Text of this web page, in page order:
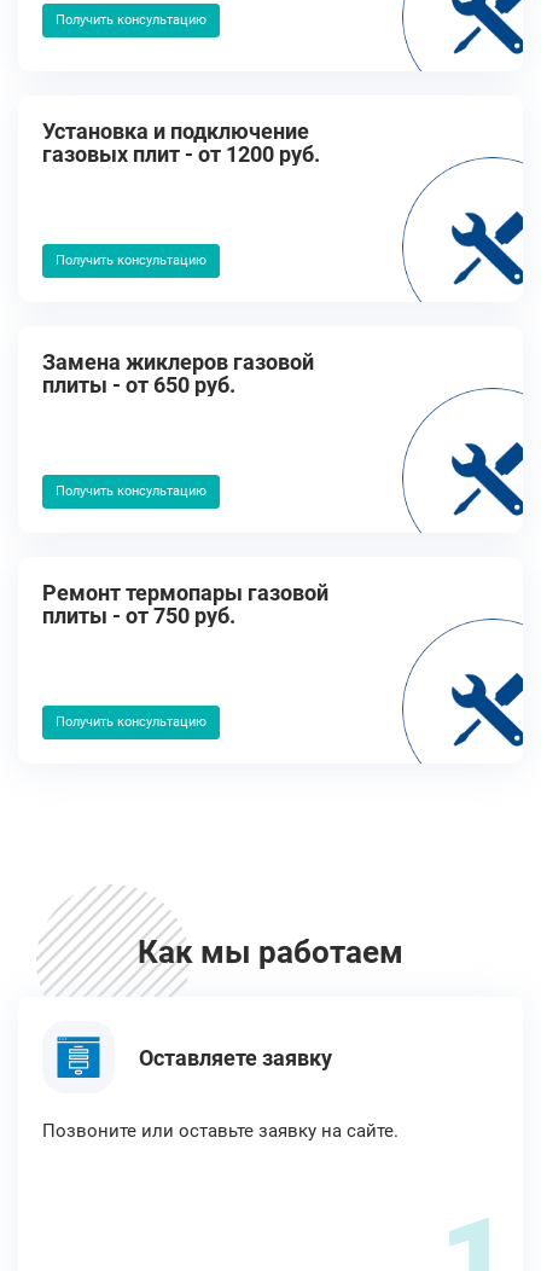
Получить консультацию
Установка и подключение
газовых плит - от 1200 руб.
Получить консультацию
Замена жиклеров газовой
плиты - от 650 руб.
Получить консультацию
Ремонт термопары газовой
плиты - от 750 руб.
Получить консультацию
Как мы работаем
Оставляете заявку
Позвоните или оставьте заявку на сайте.